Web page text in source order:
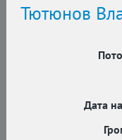
Тютюнов
Дата